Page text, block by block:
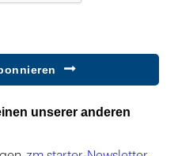
unserer anderen